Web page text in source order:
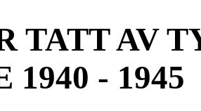
TATT AV
1940 - 1945